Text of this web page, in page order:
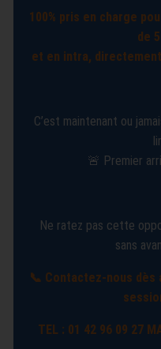
100% pris en charge
de
et en intra,
C’est maintenant ou
🚨 Premier
Ne ratez pas cette
sans
📞 Contactez-nous dès
TEL : 01 42 96 09 27